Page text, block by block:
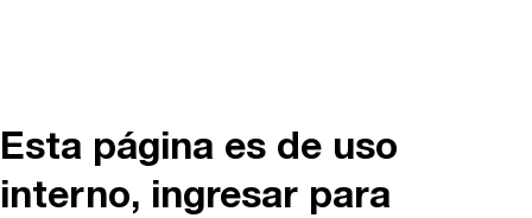
Esta página es de uso
interno, ingresar para